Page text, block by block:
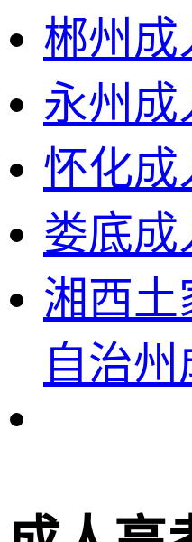
郴州成
永州成
怀化成
娄底成
湘西土
自治